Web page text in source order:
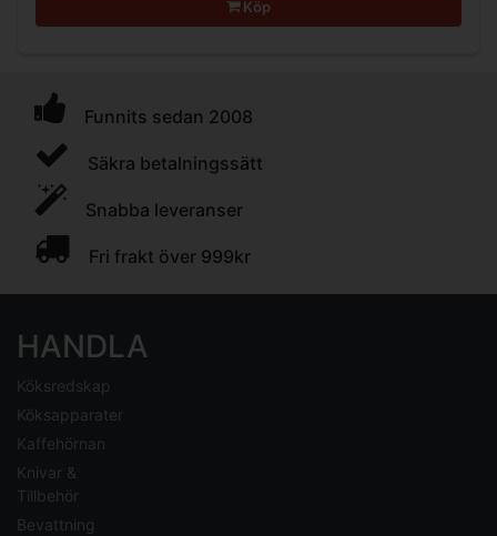
Köp
Funnits sedan 2008
Säkra betalningssätt
Snabba leveranser
Fri frakt över 999kr
HANDLA
Köksredskap
Köksapparater
Kaffehörnan
Knivar &
Tillbehör
Bevattning